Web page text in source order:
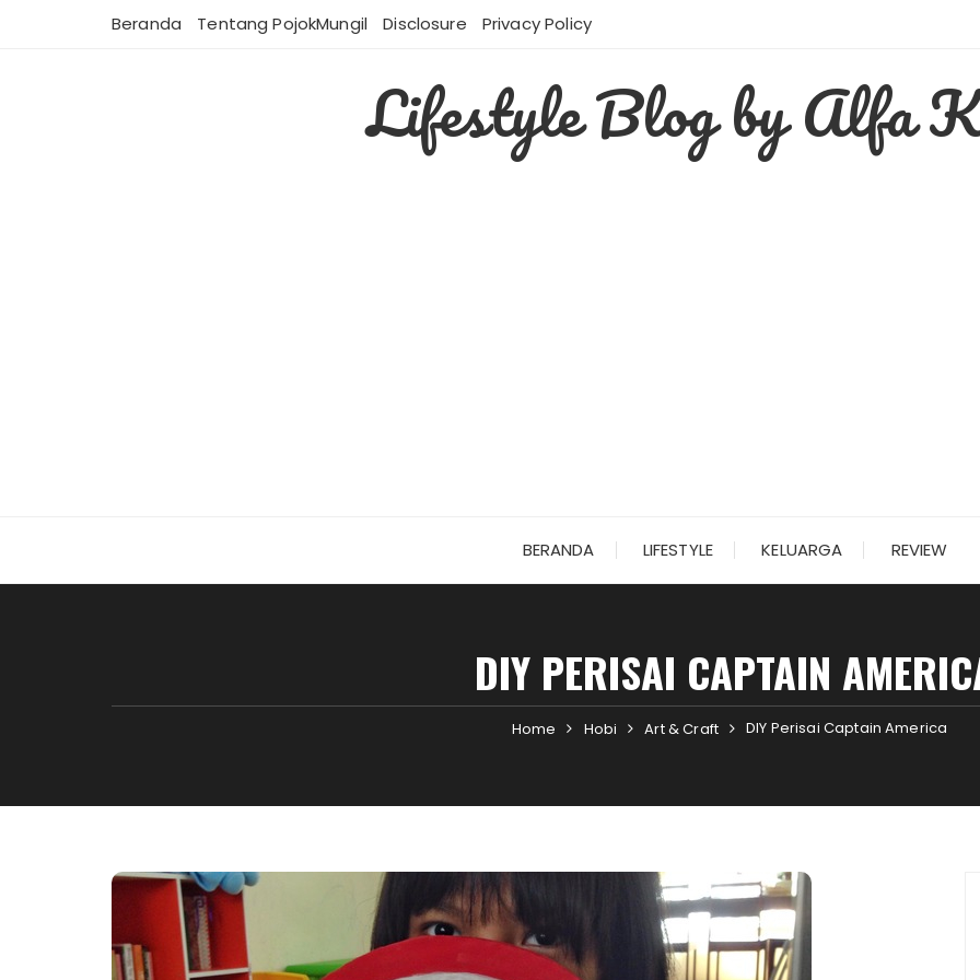
Beranda Tentang PojokMungil Disclosure Privacy Policy
Lifestyle Blog by Alfa
BERANDA LIFESTYLE KELUARGA REVIEW
DIY PERISAI CAPTAIN
Home Hobi Art & Craft DIY Perisai Captain America